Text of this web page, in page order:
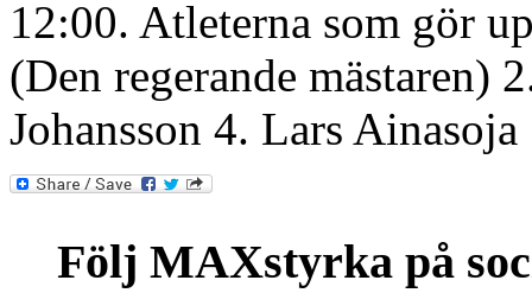
12:00. Atleterna som gör
(Den regerande mästaren)
Johansson 4. Lars
Följ MAXstyrka på